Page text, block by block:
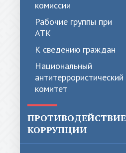
комиссии
Рабочие группы при
АТК
К сведению граждан
Национальный
антитеррористический
комитет
ПРОТИВОДЕЙСТВИЕ
КОРРУПЦИИ